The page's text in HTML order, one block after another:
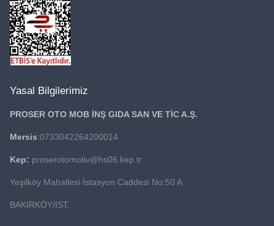
Yasal Bilgilerimiz
PROSER OTO MOB İNŞ GIDASAN VE TİC A.Ş.
Mersis:0733042264200014
Kep: proserotomotiv@hs06.kep.tr
Yeşilköy Mahallesi İstasyon Caddesi No:50 A
BAKIRKÖY/İST.